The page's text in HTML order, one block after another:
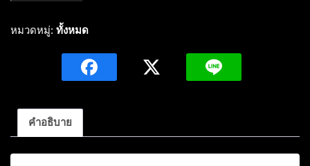
แรก
(พรหม)
อุบลรัตน์
หมวดหมู่: ทั้งหมด
คำอธิบาย